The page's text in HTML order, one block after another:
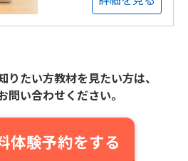
たい方教材を見たい方は、
い合わせください。
体験予約をする